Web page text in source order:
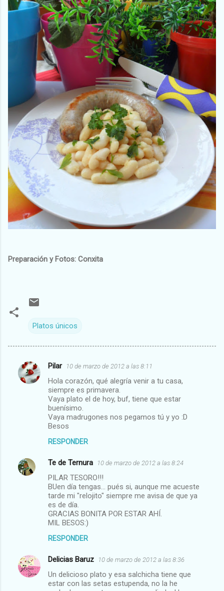
Preparación y Fotos: Conxita
Platos únicos
C
r
Pilar 10 de marzo de 2012 a las 8:11
Hola corazón, qué alegría venir a tu casa,
siempre es primavera.
Vaya plato el de hoy, buf, tiene que estar
buenísimo.
Vaya madrugones nos pegamos tú y yo :D
Besos
RESPONDER
Te de Ternura 10 de marzo de 2012 a las 8:24
PILAR TESORO!!!
BUen día tengas... pués si, aunque me acueste
tarde mi "relojito" siempre me avisa de que ya
es de día.
GRACIAS BONITA POR ESTAR AHÍ.
MIL BESOS:)
RESPONDER
Delicias Baruz 10 de marzo de 2012 a las 8:36
Un delicioso plato y esa salchicha tiene que
estar con las setas estupenda, no la he